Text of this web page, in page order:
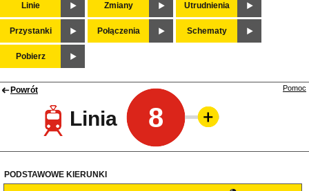
Linie Zmiany Utrudnienia
Przystanki Połączenia Schematy
Pobierz
Powrót
Linia 8
Pomoc
PODSTAWOWE KIERUNKI